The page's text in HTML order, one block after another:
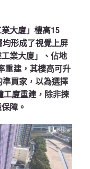
大廈」樓高15
形成了視覺上屏
業大廈」、佔地
重建，其樓高可升
買家，以為選擇
工廈重建，除非揀
障。